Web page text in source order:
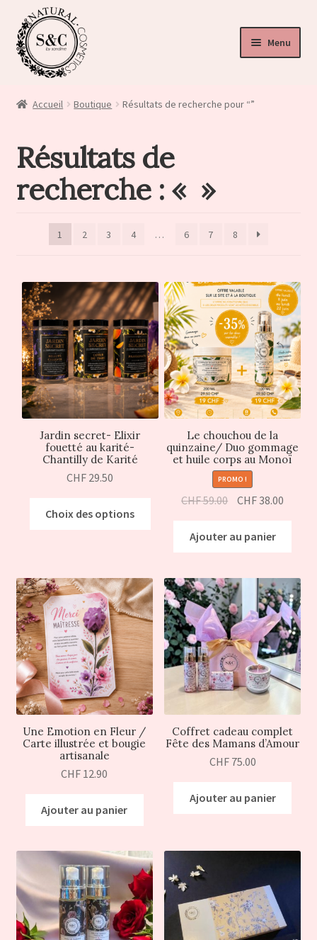
Menu
Accueil Boutique Résultats de recherche pour “”
Résultats de
recherche : « »
1 2 3 4 … 6 7 8
Jardin secret- Elixir
fouetté au karité-
Chantilly de Karité
CHF 29.50
Choix des options
Le chouchou de la
quinzaine/ Duo gommage
et huile corps au Monoï
PROMO !
CHF59.00 CHF38.00
Ajouter au panier
Une Emotion en Fleur /
Carte illustrée et bougie
artisanale
CHF 12.90
Ajouter au panier
Coffret cadeau complet
Fête des Mamans d’Amour
CHF75.00
Ajouter au panier